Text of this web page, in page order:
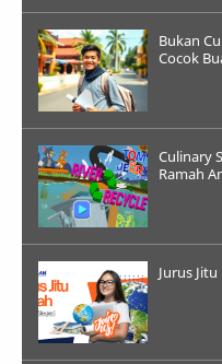
Bukan
Cocok
Culinary
Ramah
Jurus